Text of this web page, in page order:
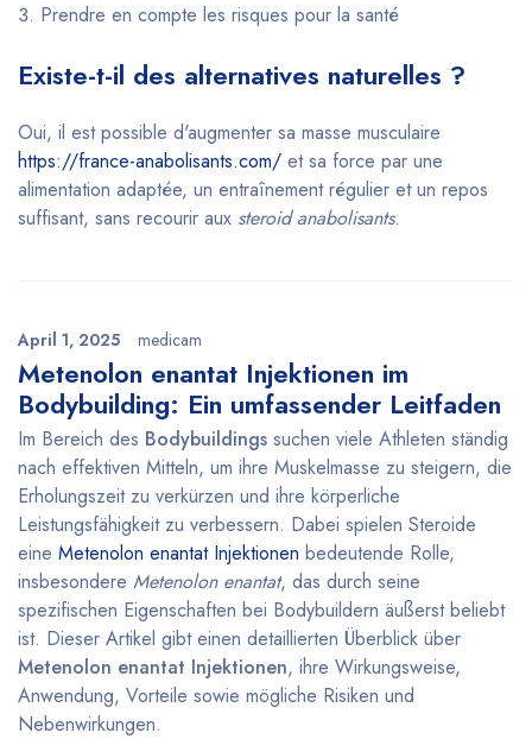
Prendre en compte les risques pour la santé
Existe-t-il des alternatives naturelles ?
Oui, il est possible d'augmenter sa masse musculaire
https://france-anabolisants.com/ et sa force par une
alimentation adaptée, un entraînement régulier et un repos
suffisant, sans recourir aux steroid anabolisants.
April 1, 2025 medicam
Metenolon enantat Injektionen im
Bodybuilding: Ein umfassender Leitfaden
Im Bereich des Bodybuildings suchen viele Athleten ständig
nach effektiven Mitteln, um ihre Muskelmasse zu steigern, die
Erholungszeit zu verkürzen und ihre körperliche
Leistungsfähigkeit zu verbessern. Dabei spielen Steroide
eine Metenolon enantat Injektionen bedeutende Rolle,
insbesondere Metenolon enantat, das durch seine
spezifischen Eigenschaften bei Bodybuildern äußerst beliebt
ist. Dieser Artikel gibt einen detaillierten Überblick über
Metenolon enantat Injektionen, ihre Wirkungsweise,
Anwendung, Vorteile sowie mögliche Risiken und
Nebenwirkungen.